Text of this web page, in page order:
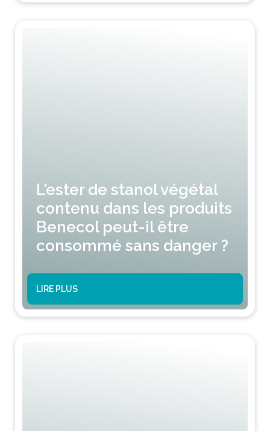
L’ester de stanol végétal
contenu dans les produits
Benecol peut-il être
consommé sans danger ?
LIRE PLUS